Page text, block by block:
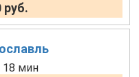
руб.
18 мин